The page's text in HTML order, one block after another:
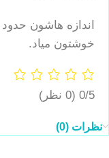
خوشتون میاد.
0/5 (0 نظر)
نظرات (0)